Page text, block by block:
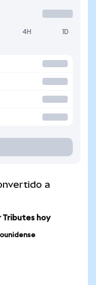
4H 1D
a
Tributes hoy